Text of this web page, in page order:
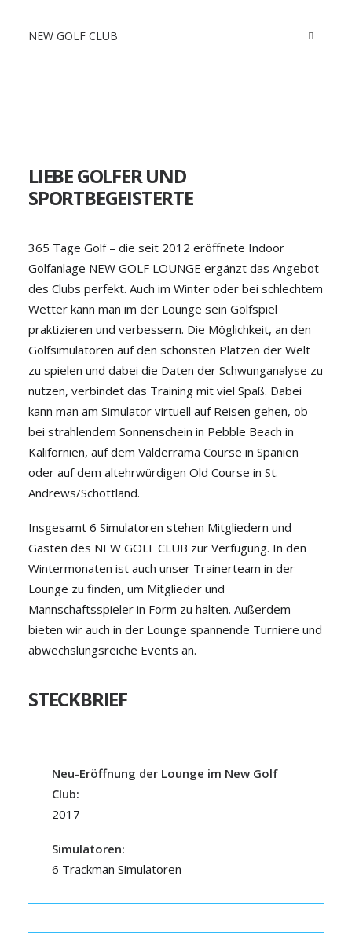
NEW GOLF CLUB
LIEBE GOLFER UND
SPORTBEGEISTERTE
365 Tage Golf – die seit 2012 eröffnete Indoor
Golfanlage NEW GOLF LOUNGE ergänzt das Angebot
des Clubs perfekt. Auch im Winter oder bei schlechtem
Wetter kann man im der Lounge sein Golfspiel
praktizieren und verbessern. Die Möglichkeit, an den
Golfsimulatoren auf den schönsten Plätzen der Welt
zu spielen und dabei die Daten der Schwunganalyse zu
nutzen, verbindet das Training mit viel Spaß. Dabei
kann man am Simulator virtuell auf Reisen gehen, ob
bei strahlendem Sonnenschein in Pebble Beach in
Kalifornien, auf dem Valderrama Course in Spanien
oder auf dem altehrwürdigen Old Course in St.
Andrews/Schottland.
Insgesamt 6 Simulatoren stehen Mitgliedern und
Gästen des NEW GOLF CLUB zur Verfügung. In den
Wintermonaten ist auch unser Trainerteam in der
Lounge zu finden, um Mitglieder und
Mannschaftsspieler in Form zu halten. Außerdem
bieten wir auch in der Lounge spannende Turniere und
abwechslungsreiche Events an.
STECKBRIEF
Neu-Eröffnung der Lounge im New Golf
Club:
2017
Simulatoren:
6 Trackman Simulatoren